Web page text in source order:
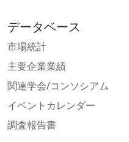
データベース
市場統計
主要企業業績
関連学会/コンソシアム
イベントカレンダー
調査報告書